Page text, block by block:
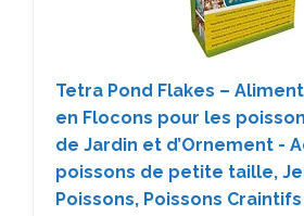
Tetra Pond Flakes –
en Flocons pour les
de Jardin et d’Ornement -
poissons de petite taille,
Poissons, Poissons Craintifs